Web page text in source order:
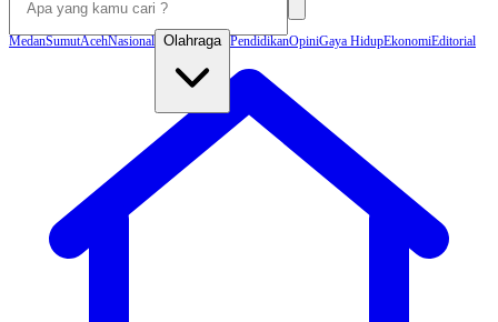
MedanSumutAcehNasional Olahraga PendidikanOpiniGaya HidupEkonomiEditorial